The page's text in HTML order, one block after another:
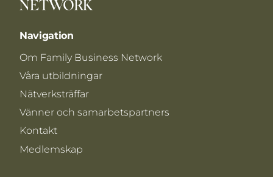
Navigation
Om Family Business Network
Våra utbildningar
Nätverksträffar
Vänner och samarbetspartners
Kontakt
Medlemskap